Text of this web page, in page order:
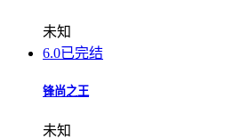
未知
6.0已完结
锋尚之王
未知